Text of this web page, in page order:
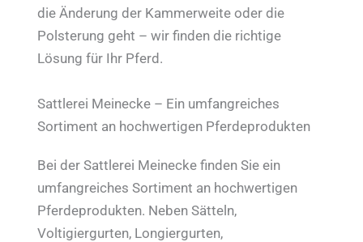
die Änderung der Kammerweite oder die
Polsterung geht – wir finden die richtige
Lösung für Ihr Pferd.
Sattlerei Meinecke – Ein umfangreiches
Sortiment an hochwertigen Pferdeprodukten
Bei der Sattlerei Meinecke finden Sie ein
umfangreiches Sortiment an hochwertigen
Pferdeprodukten. Neben Sätteln,
Voltigiergurten, Longiergurten,